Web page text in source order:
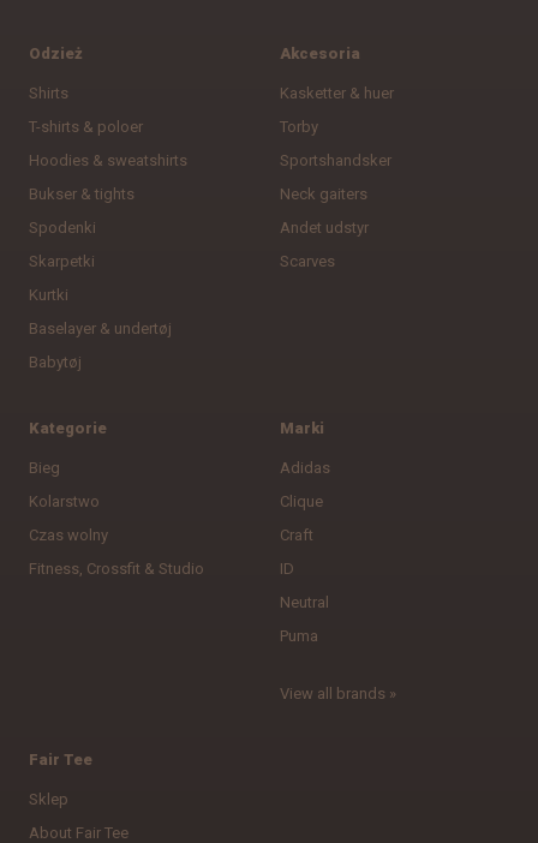
Odzież
Shirts
T-shirts & poloer
Hoodies & sweatshirts
Bukser & tights
Spodenki
Skarpetki
Kurtki
Baselayer & undertøj
Babytøj
Akcesoria
Kasketter & huer
Torby
Sportshandsker
Neck gaiters
Andet udstyr
Scarves
Kategorie
Bieg
Kolarstwo
Czas wolny
Fitness, Crossfit & Studio
Marki
Adidas
Clique
Craft
ID
Neutral
Puma
View all brands »
Fair Tee
Sklep
About Fair Tee